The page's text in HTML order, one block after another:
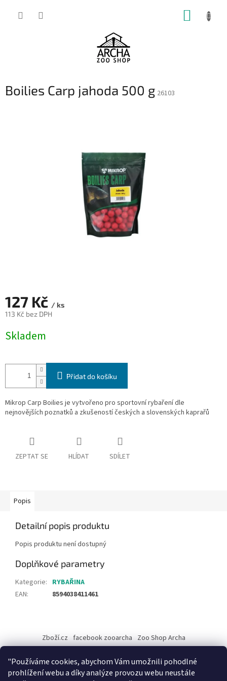
"Používáme cookies, abychom Vám umožnili pohodlné
prohlížení webu a díky analýze provozu webu neustále
Boilies Carp jahoda 500 g 26103
127 Kč / ks
113 Kč bez DPH
cena:
Skladem
Přidat do košíku
Mikrop Carp Boilies je vytvořeno pro sportovní rybaření dle
nejnovějších poznatků a zkušeností českých a slovenských kaprařů
ZEPTAT SE HLÍDAT SDÍLET
Popis
Detailní popis produktu
Popis produktu není dostupný
Doplňkové parametry
Kategorie: RYBAŘINA
EAN: 8594038411461
p
Zboží.cz facebook zooarcha Zoo Shop Archa
KRMIVA ENERGYS pro koně - GRANULE